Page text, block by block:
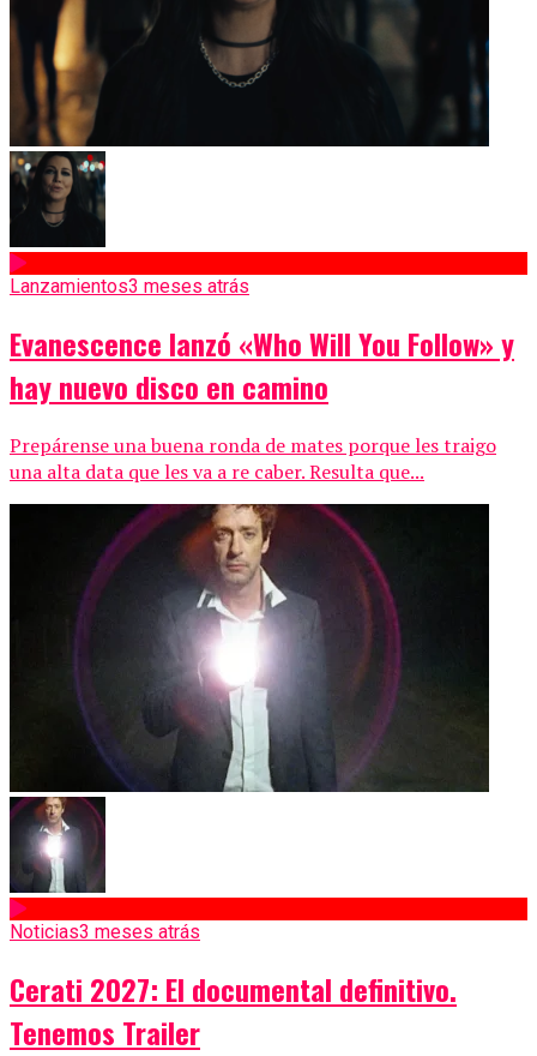
Lanzamientos3 meses atrás
Evanescence lanzó «Who Will You Follow» y
hay nuevo disco en camino
Prepárense una buena ronda de mates porque les traigo
una alta data que les va a re caber. Resulta que...
Noticias3 meses atrás
Cerati 2027: El documental definitivo.
Tenemos Trailer